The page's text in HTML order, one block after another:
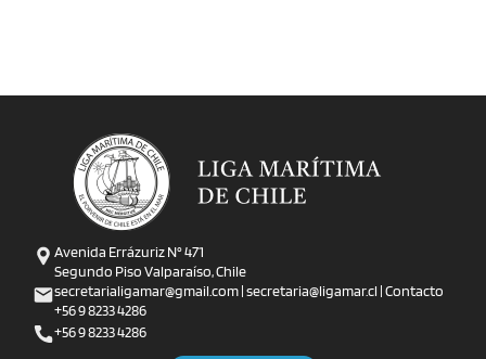
Avenida Errázuriz N° 471
Segundo Piso Valparaíso, Chile
secretarialigamar@gmail.com | secretaria@ligamar.cl | Contacto
+56 9 8233 4286
+56 9 8233 4286